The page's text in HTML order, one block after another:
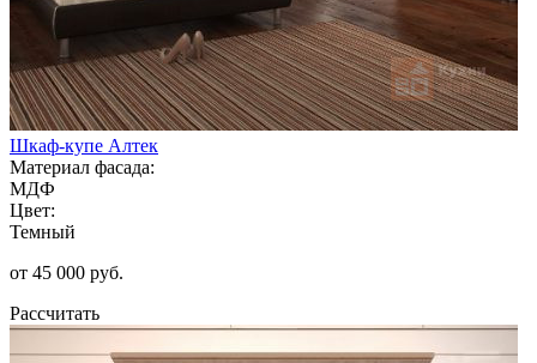
Шкаф-купе Алтек
Материал фасада:
МДФ
Цвет:
Темный
от 45 000 руб.
Рассчитать